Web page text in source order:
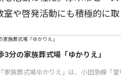
や啓発活動にも積極的に取
3分の家族葬式場「ゆかりえ」
家族葬式場ゆかりえ」は、小田急線「愛